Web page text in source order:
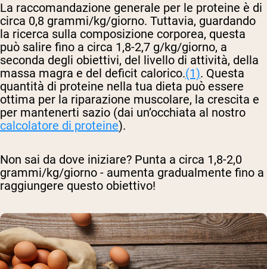
La raccomandazione generale per le proteine è di
circa 0,8 grammi/kg/giorno. Tuttavia, guardando
la ricerca sulla composizione corporea, questa
può salire fino a circa 1,8-2,7 g/kg/giorno, a
seconda degli obiettivi, del livello di attività, della
massa magra e del deficit calorico.(1). Questa
quantità di proteine nella tua dieta può essere
ottima per la riparazione muscolare, la crescita e
per mantenerti sazio (dai un’occhiata al nostro
calcolatore di proteine).
Non sai da dove iniziare? Punta a circa 1,8-2,0
grammi/kg/giorno - aumenta gradualmente fino a
raggiungere questo obiettivo!